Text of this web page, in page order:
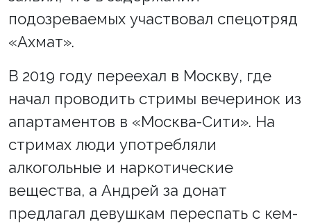
подозреваемых участвовал спецотряд
«Ахмат».
В 2019 году переехал в Москву, где
начал проводить стримы вечеринок из
апартаментов в «Москва-Сити». На
стримах люди употребляли
алкогольные и наркотические
вещества, а Андрей за донат
предлагал девушкам переспать с кем-